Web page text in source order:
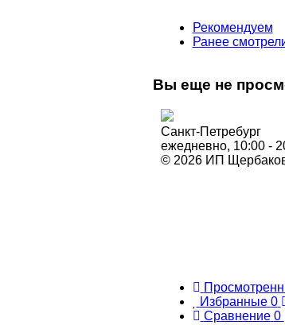
Рекомендуем
Ранее
Вы еще не
Санкт-Петребург
ежедневно, 10:00 -
© 2026 ИП
Избранные 0
Сравнение 0